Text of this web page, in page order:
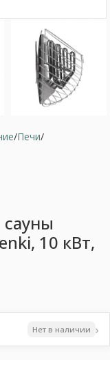
Печи
сауны
10 кВт,
Нет в наличии ›